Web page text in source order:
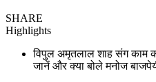
SHARE
Highlights
विपुल अमृतलाल शाह संग काम
जानें और क्या बोले मनोज